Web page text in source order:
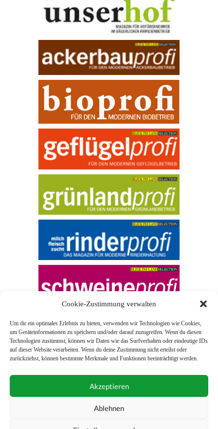
Cookie-Zustimmung verwalten
Um dir ein optimales Erlebnis zu bieten, verwenden wir Technologien wie Cookies,
um Geräteinformationen zu speichern und/oder darauf zuzugreifen. Wenn du diesen
Technologien zustimmst, können wir Daten wie das Surfverhalten oder eindeutige IDs
auf dieser Website verarbeiten. Wenn du deine Zustimmung nicht erteilst oder
zurückziehst, können bestimmte Merkmale und Funktionen beeinträchtigt werden.
Akzeptieren
Ablehnen
© 2026 Blick ins Land
Unterstützt durch
0043 (0)1 581 28 90 0